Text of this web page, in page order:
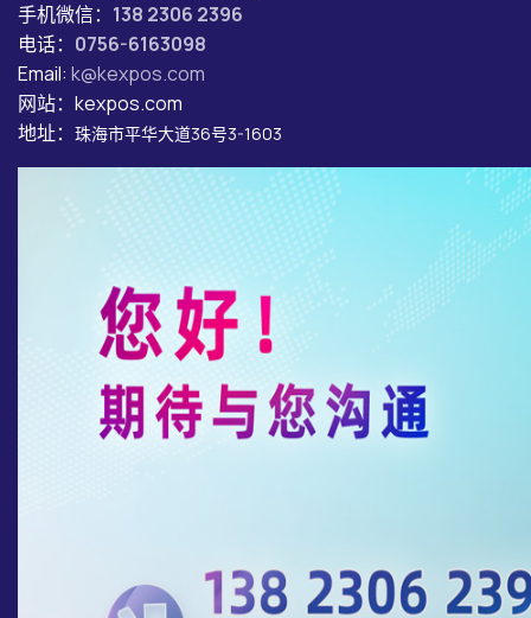
手机微信： 138 2306 2396
电话： 0756-6163098
Email: k@kexpos.com
网站：kexpos.com
地址： 珠海市平华大道36号3-1603